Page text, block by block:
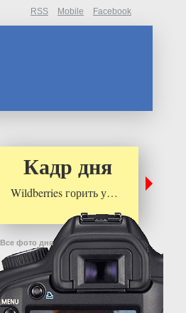
RSS Mobile Facebook
Кадр дня
Wildberries горить у…
Все фото дня